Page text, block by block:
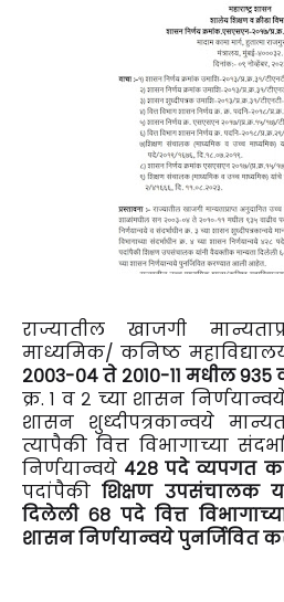
राज्यातील खाजगी
माध्यमिक/ कनिष्ठ
२००३-०४ ते २०१०-११ मधील ९३५
क्र. १ व २ च्या शासन
शासन शुध्दीपत्रकान्वये
त्यापैकी वित्त विभागाच्या
निर्णयान्वये ४२८ पदे व्यपगत
पदांपैकीशिक्षण उपसंचालक
दिलेली ६८ पदे वित्त
शासन निर्णयान्वये पुनर्जिवित